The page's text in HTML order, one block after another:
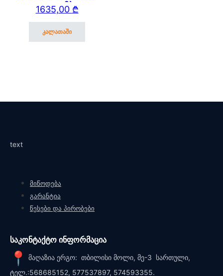
SUT17 – ტუმბოთი,
გვერდითა და უკანა
თაროთი
1635,00 ₾
კალათაში
text
მიწოდება
გარანტია
წესები და პირობები
საკონტაქტო ინფორმაცია
მაღაზია ერგო: თბილისი მოლი, მე-3 სართული,
ტელ.:568685152, 577537897, 574593355.